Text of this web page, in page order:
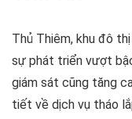
Thủ Thiêm, khu đô
sự phát triển vượt
giám sát cũng tăng
tiết về dịch vụ tháo